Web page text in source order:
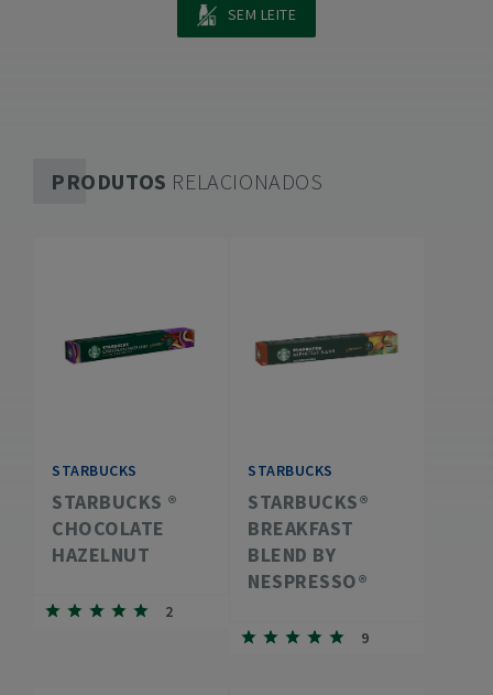
SEM LEITE
PRODUTOS RELACIONADOS
STARBUCKS
STARBUCKS ®
CHOCOLATE
HAZELNUT
2
STARBUCKS
STARBUCKS®
BREAKFAST
BLEND BY
NESPRESSO®
9